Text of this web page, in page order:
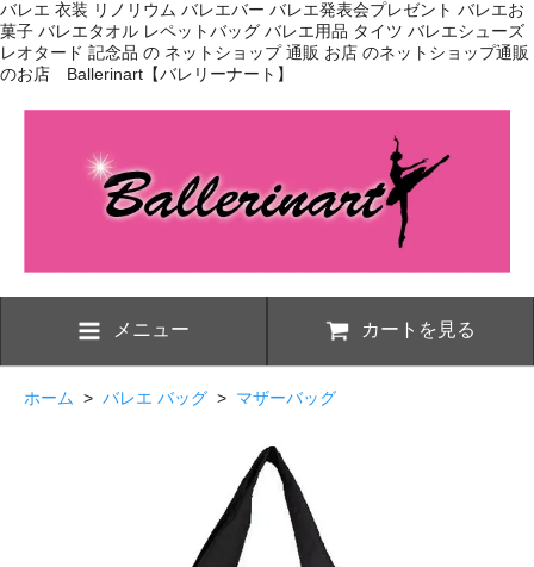
バレエ 衣装 リノリウム バレエバー バレエ発表会プレゼント バレエお
菓子 バレエタオル レペットバッグ バレエ用品 タイツ バレエシューズ
レオタード 記念品 の ネットショップ 通販 お店 のネットショップ通販
のお店 Ballerinart【バレリーナート】
メニュー カートを見る
ホーム > バレエ バッグ > マザーバッグ